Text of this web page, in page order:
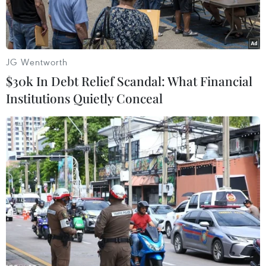
Thủ tướng Phạm Minh Chính trao đổi với Giáo sư, Tiến sỹ Võ
Tòng Xuân khi đi thăm các gian hàng nông sản trưng bày tại
Hội nghị xúc tiến đầu tư tỉnh Hậu Giang năm 2022, ngày 16/7
vừa qua. (Ảnh: Dương Giang/TTXVN)
JG Wentworth
$30k In Debt Relief Scandal: What Financial
Institutions Quietly Conceal